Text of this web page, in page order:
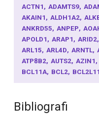
ACTN1 ADAMTS9
AKAIN1 ALDH1A2
ANKRD55 ANPEP
APOLD1 ARAP1 ARID2
ARL15 ARL4D ARNTL
ATP8B2 AUTS2 AZIN1
BCL11A BCL2
BMP8A BMPR2 BPTF
CCAR2 CCDC88B
CDC14C
Bibliografi